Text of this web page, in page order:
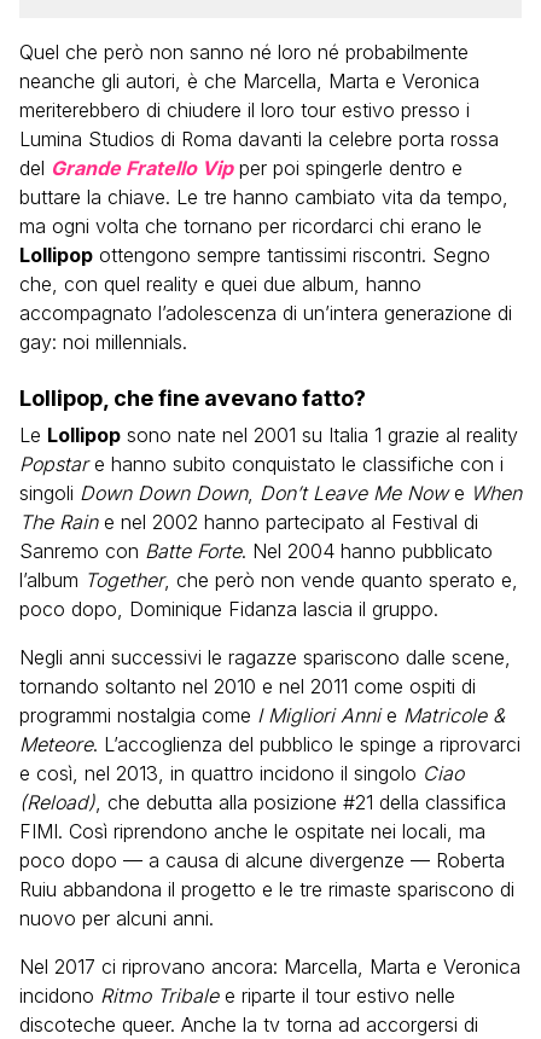
Quel che però non sanno né loro né probabilmente
neanche gli autori, è che Marcella, Marta e Veronica
meriterebbero di chiudere il loro tour estivo presso i
Lumina Studios di Roma davanti la celebre porta rossa
del Grande Fratello Vipper poi spingerle dentro e
buttare la chiave. Le tre hanno cambiato vita da tempo,
ma ogni volta che tornano per ricordarci chi erano le
Lollipop ottengono sempre tantissimi riscontri. Segno
che, con quel reality e quei due album, hanno
accompagnato l’adolescenza di un’intera generazione di
gay: noi millennials.
Lollipop, che fine avevano fatto?
Le Lollipop sono nate nel 2001 su Italia 1 grazie al reality
Popstare hanno subito conquistato le classifiche con i
singoli Down Down Down, Don’t Leave Me Nowe When
The Raine nel 2002 hanno partecipato al Festival di
Sanremo con Batte Forte. Nel 2004 hanno pubblicato
l’album Together, che però non vende quanto sperato e,
poco dopo, Dominique Fidanza lascia il gruppo.
Negli anni successivi le ragazze spariscono dalle scene,
tornando soltanto nel 2010 e nel 2011 come ospiti di
programmi nostalgia come I Migliori Annie Matricole &
Meteore. L’accoglienza del pubblico le spinge a riprovarci
e così, nel 2013, in quattro incidono il singolo Ciao
(Reload), che debutta alla posizione #21 della classifica
FIMI. Così riprendono anche le ospitate nei locali, ma
poco dopo — a causa di alcune divergenze — Roberta
Ruiu abbandona il progetto e le tre rimaste spariscono di
nuovo per alcuni anni.
Nel 2017 ci riprovano ancora: Marcella, Marta e Veronica
incidono Ritmo Tribalee riparte il tour estivo nelle
discoteche queer. Anche la tv torna ad accorgersi di